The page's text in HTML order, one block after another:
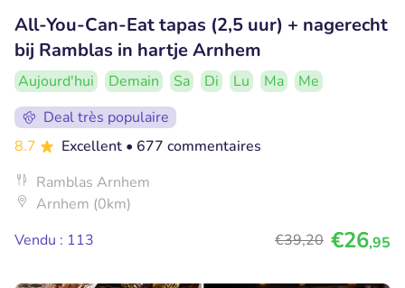
All-You-Can-Eat tapas (2,5 uur) + nagerecht
bij Ramblas in hartje Arnhem
Aujourd'hui Demain Sa Di Lu Ma
Me
Deal très populaire
8.7
Excellent • 677 commentaires
Ramblas Arnhem
Arnhem (0km)
Vendu : 113
€39,20 €26,95